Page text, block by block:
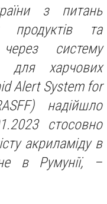
з питань
продуктів та
систему
для харчових
Alert System for
надійшло
стосовно
акриламіду в
в Румунії, –